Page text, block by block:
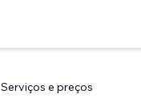
Serviços e preços